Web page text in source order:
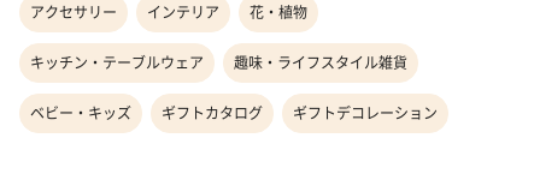
アクセサリー インテリア 花・植物
キッチン・テーブルウェア 趣味・ライフスタイル雑貨
ベビー・キッズ ギフトカタログ ギフトデコレーション